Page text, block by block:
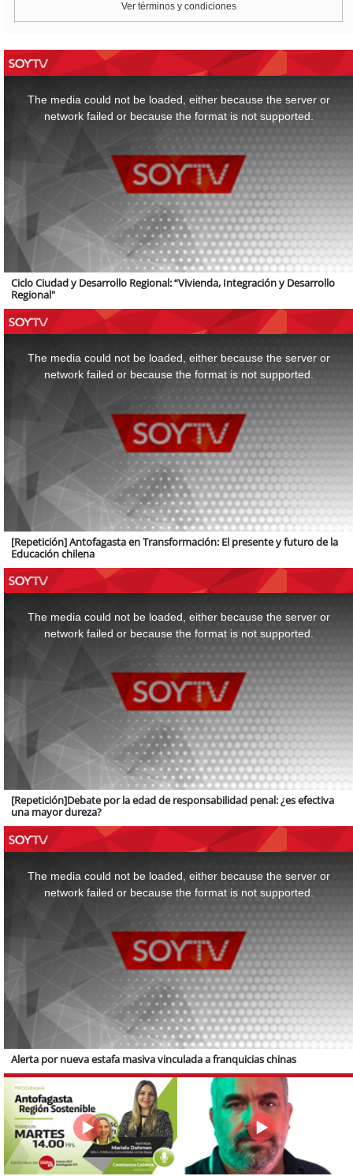
Ver términos y condiciones
The media could not be loaded, either because the server or
network failed or because the format is not supported.
Ciclo Ciudad y Desarrollo Regional: “Vivienda, Integración y Desarrollo
Regional"
The media could not be loaded, either because the server or
network failed or because the format is not supported.
[Repetición] Antofagasta en Transformación: El presente y futuro de la
Educación chilena
The media could not be loaded, either because the server or
network failed or because the format is not supported.
[Repetición]Debate por la edad de responsabilidad penal: ¿es efectiva
una mayor dureza?
The media could not be loaded, either because the server or
network failed or because the format is not supported.
Alerta por nueva estafa masiva vinculada a franquicias chinas